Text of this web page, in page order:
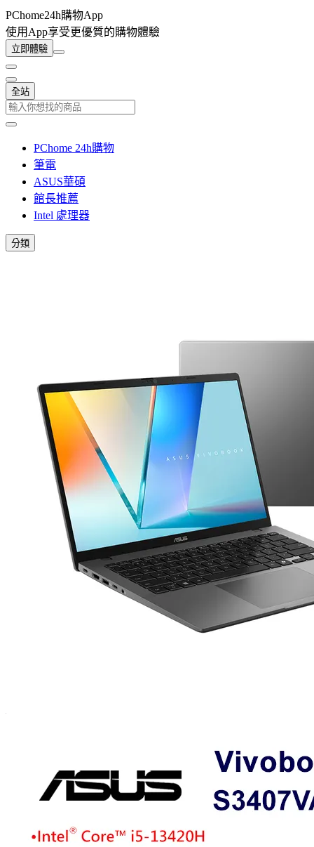
PChome24h購物App
使用App享受更優質的購物體驗
立即體驗
全站
PChome 24h購物
筆電
ASUS華碩
館長推薦
Intel 處理器
分類